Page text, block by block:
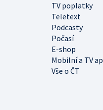
TV poplatky
Teletext
Podcasty
Počasí
E-shop
Mobilní a TV
Vše o ČT